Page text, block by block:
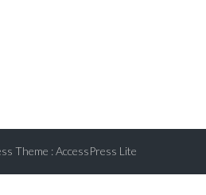
Theme :AccessPress Lite